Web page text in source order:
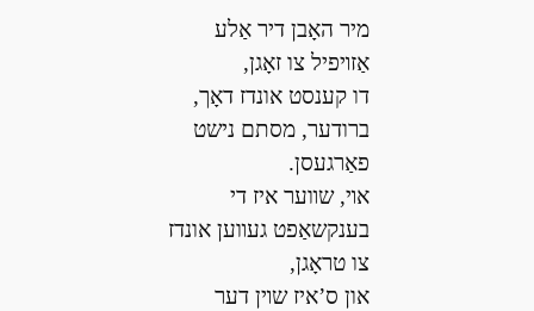
מיר האָבן דיר אַלע
אַזױפיל צו זאָגן,
דו קענסט אונדז דאָך,
ברודער, מסתם נישט
פאַרגעסן.
אױ, שװער איז די
בענקשאַפט געװען אונדז
צו טראָגן,
און ס’איז שױן דער